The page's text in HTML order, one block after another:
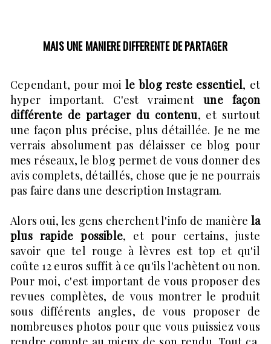
MAIS UNE MANIERE DIFFERENTE DE PARTAGER
Cependant, pour moile blog reste essentiel, et
hyper important. C'est vraiment une façon
différente de partager du contenu, et surtout
une façon plus précise, plus détaillée. Je ne me
verrais absolument pas délaisser ce blog pour
mes réseaux, le blog permet de vous donner des
avis complets, détaillés, chose que je ne pourrais
pas faire dans une description Instagram.
Alors oui, les gens cherchent l'info de manière la
plus rapide possible, et pour certains, juste
savoir que tel rouge à lèvres est top et qu'il
coûte 12 euros suffit à ce qu'ils l'achètent ou non.
Pour moi, c'est important de vous proposer des
revues complètes, de vous montrer le produit
sous différents angles, de vous proposer de
nombreuses photos pour que vous puissiez vous